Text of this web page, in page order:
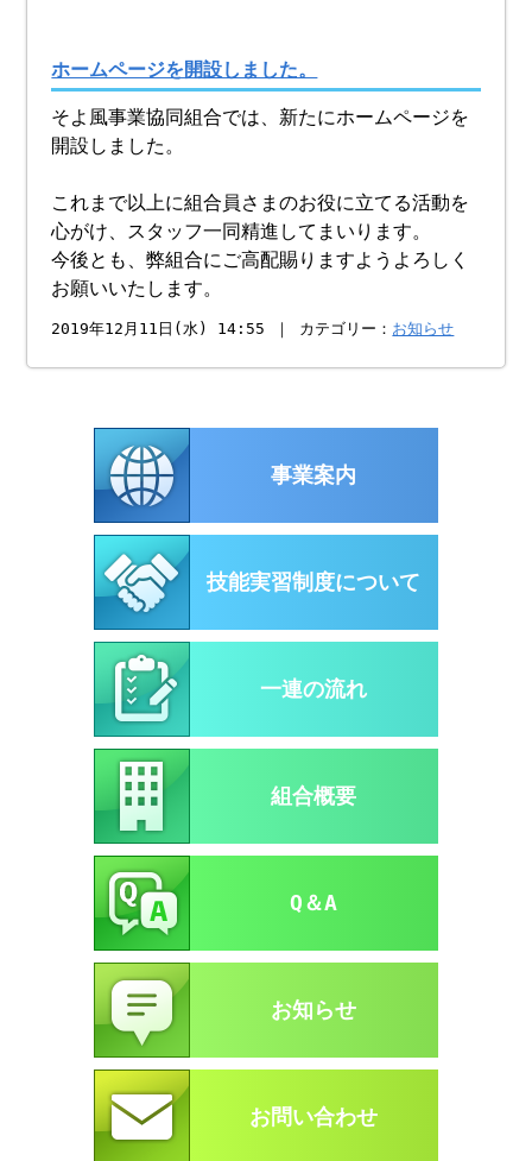
ホームページを開設しました。
そよ風事業協同組合では、新たにホームページを
開設しました。
これまで以上に組合員さまのお役に立てる活動を
心がけ、スタッフ一同精進してまいります。
今後とも、弊組合にご高配賜りますようよろしく
お願いいたします。
2019年12月11日(水) 14:55 ｜ カテゴリー： お知らせ
事業案内
技能実習制度について
一連の流れ
組合概要
Q＆A
お知らせ
お問い合わせ